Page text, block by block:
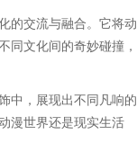
的交流与融合。它将动
同文化间的奇妙碰撞，
中，展现出不同凡响的
漫世界还是现实生活